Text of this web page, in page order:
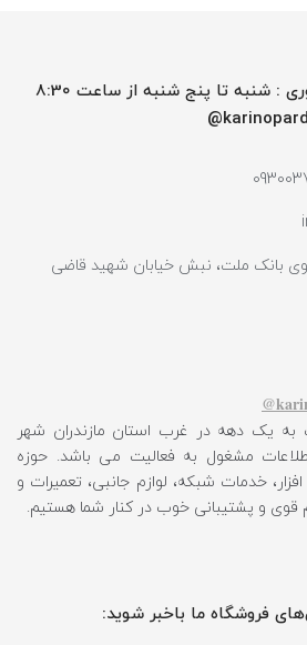
ساعت کار فروشگاه حضوری : شنبه تا پنج شنبه از ساعت 8:30
بانک ملت، نبش خیابان شهید قاضی
به یک دهه در غرب استان مازندران شهر
اطلاعات مشغول به فعالیت می باشد. حوزه
خدمات شبکه، لوازم جانبی، تعمیرات و
قوی و پشتیبانی خوب در کنار شما هستیم.
فروشگاه ما باخبر شوید: